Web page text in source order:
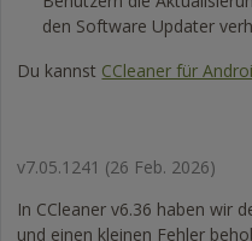
den Software Updater
Du kannst CCleaner für
v7.05.1241 (26 Feb. 2026)
In CCleaner v6.36 haben wir
und einen kleinen Fehler